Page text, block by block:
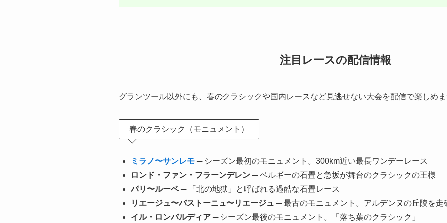
注目レースの配信情報
グランツール以外にも、春のクラシックや国内レースなど見逃せない大会を配信で楽しめ
春のクラシック（モニュメント）
ミラノ〜サンレモ ─ シーズン最初のモニュメント。300km近い最長ワンデーレース
ロンド・ファン・フラーンデレン ─ ベルギーの石畳と急坂が舞台のクラシックの王様
パリ〜ルーベ─ 「北の地獄」と呼ばれる過酷な石畳レース
リエージュ〜バストーニュ〜リエージュ ─ 最古のモニュメント。アルデンヌの丘陵を走
イル・ロンバルディア ─ シーズン最後のモニュメント。「落ち葉のクラシック」